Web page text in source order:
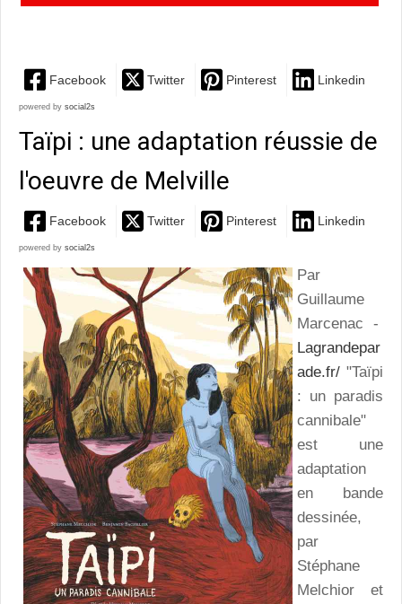
Facebook Twitter Pinterest Linkedin
powered by social2s
Taïpi : une adaptation réussie de
l'oeuvre de Melville
Facebook Twitter Pinterest Linkedin
powered by social2s
Par
Guillaume
Marcenac -
Lagrandepar
ade.fr/ "Taïpi
: un paradis
cannibale"
est une
adaptation
en bande
dessinée,
par
Stéphane
Melchior et